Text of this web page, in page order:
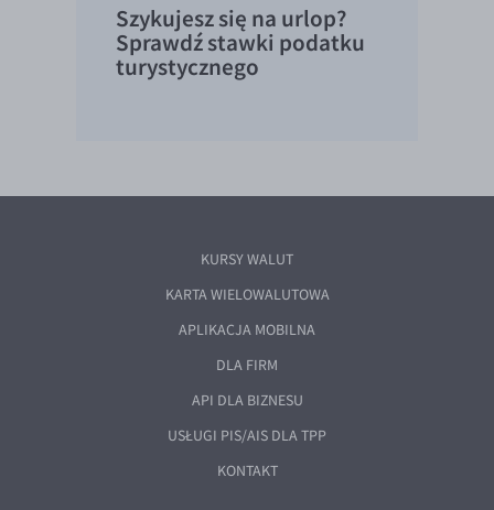
Szykujesz się na urlop?
Sprawdź stawki podatku
turystycznego
KURSY WALUT
KARTA WIELOWALUTOWA
APLIKACJA MOBILNA
DLA FIRM
API DLA BIZNESU
USŁUGI PIS/AIS DLA TPP
KONTAKT